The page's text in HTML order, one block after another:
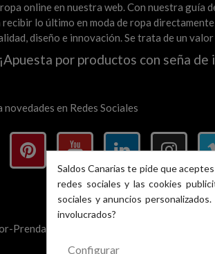
online en nuestra web. Con nuestra guía
lo último en moda de ropa
diseño e innovación. Se trata de un
¡Apuesta por productos con seña
novedades en Redes Sociales
Prendas basic@s para ti .
Saldos Canarias te pide que
redes sociales y las cookies
sociales y anuncios
involucrados?
Configurar